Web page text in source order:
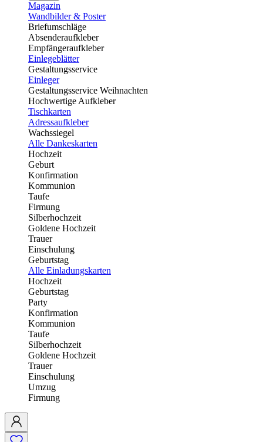
Magazin
Wandbilder & Poster
Briefumschläge
Absenderaufkleber
Empfängeraufkleber
Einlegeblätter
Gestaltungsservice
Einleger
Gestaltungsservice Weihnachten
Hochwertige Aufkleber
Tischkarten
Adressaufkleber
Wachssiegel
Alle Dankeskarten
Hochzeit
Geburt
Konfirmation
Kommunion
Taufe
Firmung
Silberhochzeit
Goldene Hochzeit
Trauer
Einschulung
Geburtstag
Alle Einladungskarten
Hochzeit
Geburtstag
Party
Konfirmation
Kommunion
Taufe
Silberhochzeit
Goldene Hochzeit
Trauer
Einschulung
Umzug
Firmung